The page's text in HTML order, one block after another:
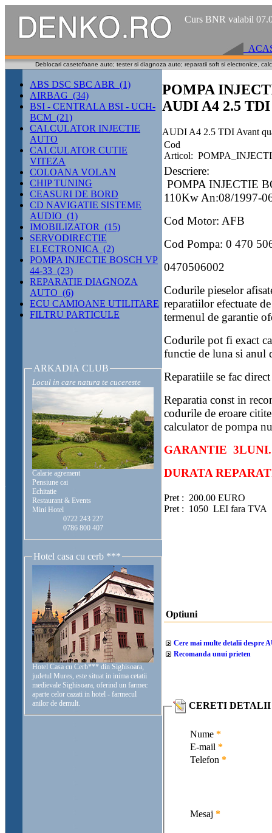
Curs BNR valabil
Deblocari casetofoane auto; tester si diagnoza auto; reparatii soft si electronice,
ABS DSC SBC ABR (1)
AIRBAG (34)
BSI - CENTRALA BSI - UCH-
BCM (21)
CALCULATOR INJECTIE
AUTO
CALCULATOR CUTIE
VITEZA
COLOANA VOLAN
CHIP TUNING
CEASURI DE BORD
CD NAVIGATIE SISTEME
AUDIO (1)
IMOBILIZATOR (15)
SERVODIRECTIE
ELECTRONICA (2)
POMPA INJECTIE BOSCH VP
44-33 (23)
REPARATIE DIAGNOZA
AUTO (6)
ECU CAMIOANE UTILITARE
FILTRU PARTICULE
ARKADIA CLUB
Locul in care natura te cucereste
Calarie agrement
Pensiune cai
Echitatie
Restaurant & Events
Mini Hotel
0722 243 227
0786 800 407
Hotel casa cu cerb ***
Hotel Casa cu Cerb*** din Sighisoara,
judetul Mures, este situat in inima cetatii
medievale Sighisoara, oferind un farmec
aparte celor cazati in hotel - farmecul
anilor de demult.
POMPA
AUDI A4 2.5
AUDI A4 2.5 TDI Avant
Cod
Articol:
Descriere:
POMPA INJECTIE
110Kw An:08/1997-
Cod Motor: AFB
Cod Pompa: 0 470
0470506002
Codurile pieselor
reparatiilor efectuate
termenul de garantie
Codurile pot fi exact
functie de luna si anul
Reparatiile se fac
Reparatia const in
codurile de eroare
calculator de pompa
GARANTIE 3LUNI.
DURATA
Pret : 200.00 EURO
Pret : 1050 LEI fara TVA
Optiuni
Cere mai multe detalii despre
Recomanda unui prieten
CERETI DETALII
Nume *
E-mail *
Telefon *
Mesaj *